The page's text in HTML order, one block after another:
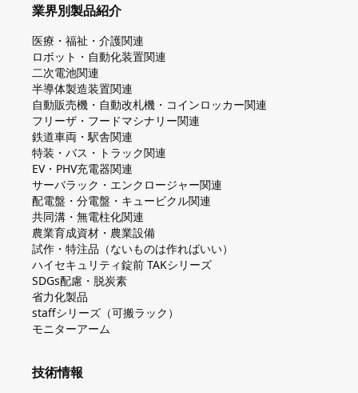
業界別製品紹介
医療・福祉・介護関連
ロボット・自動化装置関連
二次電池関連
半導体製造装置関連
自動販売機・自動改札機・コインロッカー関連
フリーザ・フードマシナリー関連
鉄道車両・駅舎関連
特装・バス・トラック関連
EV・PHV充電器関連
サーバラック・エンクロージャー関連
配電盤・分電盤・キュービクル関連
共同溝・無電柱化関連
農業育成資材・農業設備
試作・特注品（ないものは作ればいい）
ハイセキュリティ錠前 TAKシリーズ
SDGs配慮・脱炭素
省力化製品
staffシリーズ（可搬ラック）
モニターアーム
技術情報